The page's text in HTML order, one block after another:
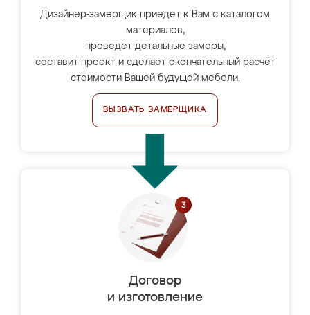
Дизайнер-замерщик приедет к Вам с каталогом
материалов,
проведёт детальные замеры,
составит проект и сделает окончательный расчёт
стоимости Вашей будущей мебели.
ВЫЗВАТЬ ЗАМЕРЩИКА
Договор
и изготовление